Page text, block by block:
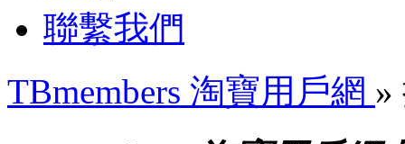
聯繫我們
TBmembers 淘寶用戶網 »